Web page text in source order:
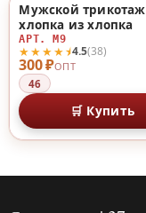
300 ₽ОПТ
★★★★⯨4.5(38)
Мужской
хлопка из хлопка
АРТ. М9
46
🛒 Купить